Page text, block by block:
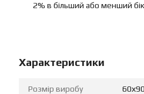
2% в більший або менший
Характеристики
Розмір виробу